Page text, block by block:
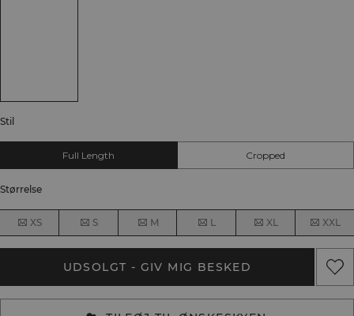
Stil
Full Length Cropped
Størrelse
XS S M L XL XXL
UDSOLGT - GIV MIG BESKED